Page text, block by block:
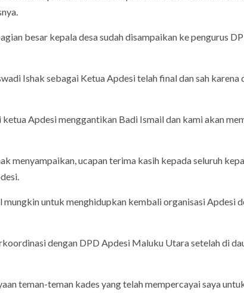
besar kepala desa sudah disampaikan ke pengurus
Ishak sebagai Ketua Apdesi telah final dan sah karena
Apdesi menggantikan Badi Ismail dan kami akan
menyampaikan, ucapan terima kasih kepada seluruh
mungkin untuk menghidupkan kembali organisasi Apdesi
dengan DPD Apdesi Maluku Utara setelah di
teman-teman kades yang telah mempercayai saya